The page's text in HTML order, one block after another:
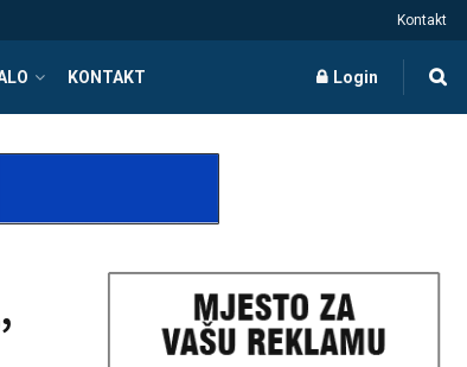
Kontakt
KONTAKT Login